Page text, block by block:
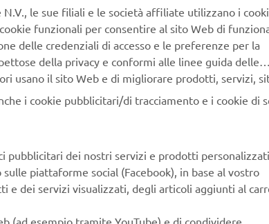
- 4° TAPPA
per il Challenge riservato al
del Campionato Italiano
di più".
12 – 13 Set 2026
MX PRO
Pronto a
le sue filiali e le società affiliate utilizzano i
funzionali per consentire al sito Web di
delle credenziali di accesso e le preferenze per la
della privacy e conformi alle linee guida delle
usano il sito Web e di migliorare prodotti, servizi,
i cookie pubblicitari/di tracciamento e i cookie di
pubblicitari dei nostri servizi e prodotti
piattaforme social (Facebook), in base al vostro
e dei servizi visualizzati, degli articoli aggiunti al
(ad esempio tramite YouTube) e di condividere